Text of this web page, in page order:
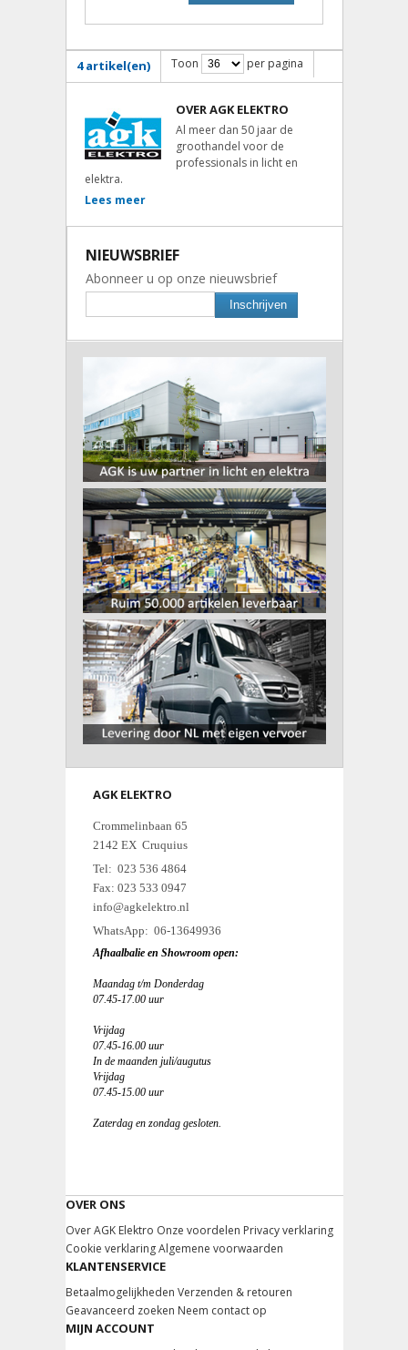
4 artikel(en) Toon per pagina
OVER AGK ELEKTRO
Al meer dan 50 jaar de
groothandel voor de
professionals in licht en
elektra.
Lees meer
NIEUWSBRIEF
Abonneer u op onze nieuwsbrief
Inschrijven
AGK ELEKTRO
Crommelinbaan 65
2142 EX Cruquius
Tel: 023 536 4864
Fax: 023 533 0947
info@agkelektro.nl
WhatsApp: 06-13649936
Afhaalbalie en Showroom open:
Maandag t/m Donderdag
07.45-17.00 uur
Vrijdag
07.45-16.00 uur
In de maanden juli/augutus
Vrijdag
07.45-15.00 uur
Zaterdag en zondag gesloten.
OVER ONS
Over AGK Elektro Onze voordelen Privacy verklaring
Cookie verklaring Algemene voorwaarden
KLANTENSERVICE
Betaalmogelijkheden Verzenden & retouren
Geavanceerd zoeken Neem contact op
MIJN ACCOUNT